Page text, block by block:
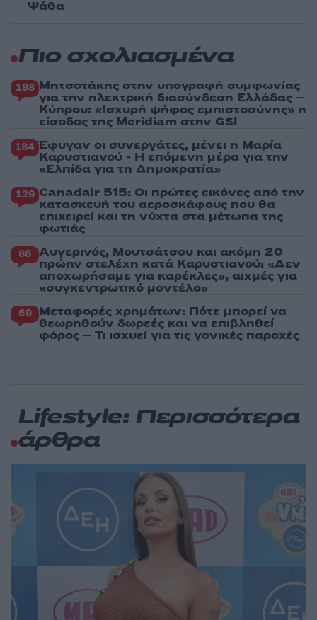
Ψάθα
Πιο σχολιασμένα
198 Μητσοτάκης στην υπογραφή συμφωνίας
για την ηλεκτρική διασύνδεση Ελλάδας –
Κύπρου: «Ισχυρή ψήφος εμπιστοσύνης» η
είσοδος της Meridiam στην GSI
184 Έφυγαν οι συνεργάτες, μένει η Μαρία
Καρυστιανού - Η επόμενη μέρα για την
«Ελπίδα για τη Δημοκρατία»
129 Canadair 515: Οι πρώτες εικόνες από την
κατασκευή του αεροσκάφους που θα
επιχειρεί και τη νύχτα στα μέτωπα της
φωτιάς
86 Αυγερινός, Μουτσάτσου και ακόμη 20
πρώην στελέχη κατά Καρυστιανού: «Δεν
αποχωρήσαμε για καρέκλες», αιχμές για
«συγκεντρωτικό μοντέλο»
69 Μεταφορές χρημάτων: Πότε μπορεί να
θεωρηθούν δωρεές και να επιβληθεί
φόρος – Τι ισχυεί για τις γονικές παροχές
Lifestyle: Περισσότερα
άρθρα